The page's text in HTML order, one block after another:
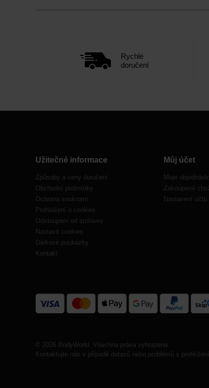
Rychlé
doručení
Užitečné informace
Způsoby a ceny doručení
Obchodní podmínky
Ochrana soukromí
Prohlášení o cookies
Odstoupení od smlouvy
Nastavit cookies
Dárkové poukázky
Kontakt
Můj účet
Moje
Zakoupené
Nastavení účtu
© 2026 BodyWorld. Všechna práva vyhrazena.
Kontaktujte nás v případě dotazů nebo problémů s